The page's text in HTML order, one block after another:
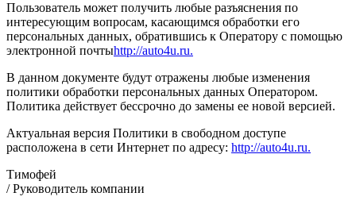
Пользователь может получить любые разъяснения по
интересующим вопросам, касающимся обработки его
персональных данных, обратившись к Оператору с помощью
электронной почтыhttp://auto4u.ru.
В данном документе будут отражены любые изменения
политики обработки персональных данных Оператором.
Политика действует бессрочно до замены ее новой версией.
Актуальная версия Политики в свободном доступе
расположена в сети Интернет по адресу: http://auto4u.ru.
Тимофей
/ Руководитель компании